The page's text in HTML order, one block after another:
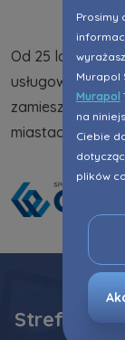
Prosimy
Murapol
Murapol
na
Ciebie
plików
do
Od 25 lat
usługowe.
zamieszkało
miastach na
Strefa